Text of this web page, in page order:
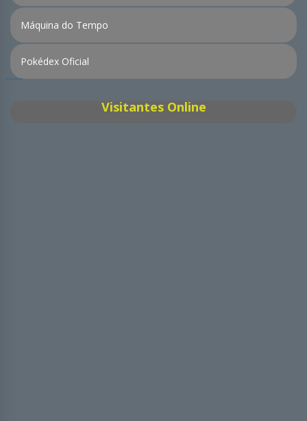
Máquina do Tempo
Pokédex Oficial
Visitantes Online